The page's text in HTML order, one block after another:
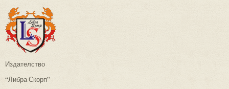
Издателство
“Либра Скорп”